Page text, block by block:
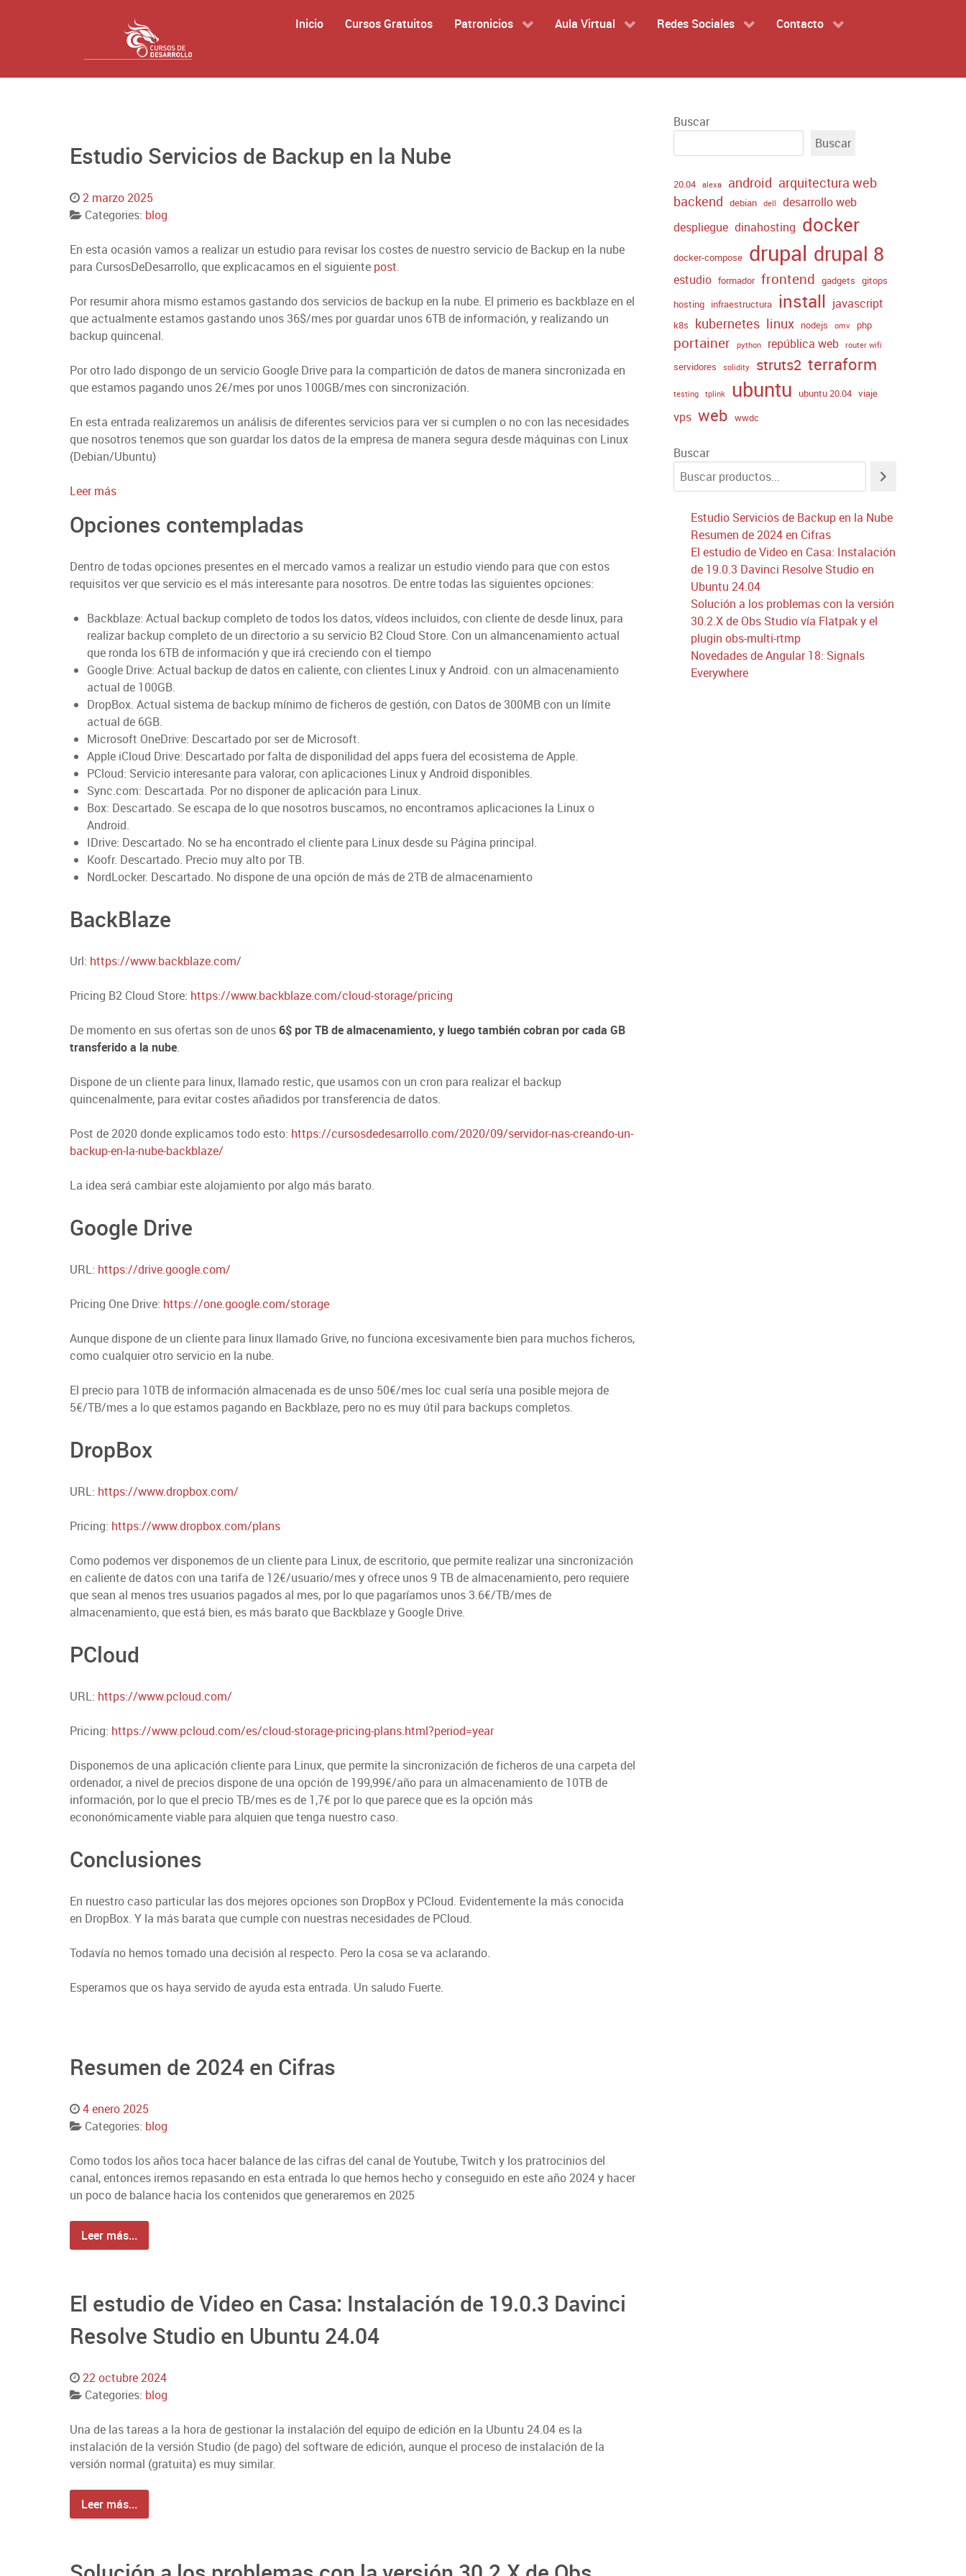
Inicio Cursos Gratuitos Patronicios Aula Virtual Redes Sociales Contacto
Estudio Servicios de Backup en la Nube
2 marzo 2025
Categories: blog
En esta ocasión vamos a realizar un estudio para revisar los costes de nuestro servicio de Backup en la nube
para CursosDeDesarrollo, que explicacamos en el siguiente post.
Por resumir ahora mismo estamos gastando dos servicios de backup en la nube. El primerio es backblaze en el
que actualmente estamos gastando unos 36$/mes por guardar unos 6TB de información, y realizando un
backup quincenal.
Por otro lado dispongo de un servicio Google Drive para la compartición de datos de manera sincronizada en
que estamos pagando unos 2€/mes por unos 100GB/mes con sincronización.
En esta entrada realizaremos un análisis de diferentes servicios para ver si cumplen o no con las necesidades
que nosotros tenemos que son guardar los datos de la empresa de manera segura desde máquinas con Linux
(Debian/Ubuntu)
Leer más:
Servicios
Backup
Nube
Opciones contempladas
Dentro de todas opciones presentes en el mercado vamos a realizar un estudio viendo para que con estos
requisitos ver que servicio es el más interesante para nosotros. De entre todas las siguientes opciones:
Backblaze: Actual backup completo de todos los datos, vídeos incluidos, con cliente de desde linux, para
realizar backup completo de un directorio a su servicio B2 Cloud Store. Con un almancenamiento actual
que ronda los 6TB de información y que irá creciendo con el tiempo
Google Drive: Actual backup de datos en caliente, con clientes Linux y Android. con un almacenamiento
actual de 100GB.
DropBox. Actual sistema de backup mínimo de ficheros de gestión, con Datos de 300MB con un límite
actual de 6GB.
Microsoft OneDrive: Descartado por ser de Microsoft.
Apple iCloud Drive: Descartado por falta de disponilidad del apps fuera del ecosistema de Apple.
PCloud: Servicio interesante para valorar, con aplicaciones Linux y Android disponibles.
Sync.com: Descartada. Por no disponer de aplicación para Linux.
Box: Descartado. Se escapa de lo que nosotros buscamos, no encontramos aplicaciones la Linux o
Android.
IDrive: Descartado. No se ha encontrado el cliente para Linux desde su Página principal.
Koofr. Descartado. Precio muy alto por TB.
NordLocker. Descartado. No dispone de una opción de más de 2TB de almacenamiento
BackBlaze
Url: https://www.backblaze.com/
Pricing B2 Cloud Store: https://www.backblaze.com/cloud-storage/pricing
De momento en sus ofertas son de unos6$ por TB de almacenamiento, y luego también cobran por cada GB
transferido a la nube.
Dispone de un cliente para linux, llamado restic, que usamos con un cron para realizar el backup
quincenalmente, para evitar costes añadidos por transferencia de datos.
Post de 2020 donde explicamos todo esto: https://cursosdedesarrollo.com/2020/09/servidor-nas-creando-un-
backup-en-la-nube-backblaze/
La idea será cambiar este alojamiento por algo más barato.
Google Drive
URL: https://drive.google.com/
Pricing One Drive: https://one.google.com/storage
Aunque dispone de un cliente para linux llamado Grive, no funciona excesivamente bien para muchos ficheros,
como cualquier otro servicio en la nube.
El precio para 10TB de información almacenada es de unso 50€/mes loc cual sería una posible mejora de
5€/TB/mes a lo que estamos pagando en Backblaze, pero no es muy útil para backups completos.
DropBox
URL: https://www.dropbox.com/
Pricing: https://www.dropbox.com/plans
Como podemos ver disponemos de un cliente para Linux, de escritorio, que permite realizar una sincronización
en caliente de datos con una tarifa de 12€/usuario/mes y ofrece unos 9 TB de almacenamiento, pero requiere
que sean al menos tres usuarios pagados al mes, por lo que pagaríamos unos 3.6€/TB/mes de
almacenamiento, que está bien, es más barato que Backblaze y Google Drive.
PCloud
URL: https://www.pcloud.com/
Pricing: https://www.pcloud.com/es/cloud-storage-pricing-plans.html?period=year
Disponemos de una aplicación cliente para Linux, que permite la sincronización de ficheros de una carpeta del
ordenador, a nivel de precios dispone de una opción de 199,99€/año para un almacenamiento de 10TB de
información, por lo que el precio TB/mes es de 1,7€ por lo que parece que es la opción más
econonómicamente viable para alquien que tenga nuestro caso.
Conclusiones
En nuestro caso particular las dos mejores opciones son DropBox y PCloud. Evidentemente la más conocida
en DropBox. Y la más barata que cumple con nuestras necesidades de PCloud.
Todavía no hemos tomado una decisión al respecto. Pero la cosa se va aclarando.
Esperamos que os haya servido de ayuda esta entrada. Un saludo Fuerte.
Resumen de 2024 en Cifras
4 enero 2025
Categories: blog
Como todos los años toca hacer balance de las cifras del canal de Youtube, Twitch y los pratrocinios del
canal, entonces iremos repasando en esta entrada lo que hemos hecho y conseguido en este año 2024 y hacer
un poco de balance hacia los contenidos que generaremos en 2025
Leer más...
El estudio de Video en Casa: Instalación de 19.0.3 Davinci
Resolve Studio en Ubuntu 24.04
22 octubre 2024
Categories: blog
Una de las tareas a la hora de gestionar la instalación del equipo de edición en la Ubuntu 24.04 es la
instalación de la versión Studio (de pago) del software de edición, aunque el proceso de instalación de la
versión normal (gratuita) es muy similar.
Leer más...
Buscar
Buscar
20.04 alexa android arquitectura web
backend debian dell
desarrollo web
despliegue dinahosting docker
docker-compose drupal drupal 8
estudio formador frontend gadgets gitops
hosting infraestructura install javascript
k8s kubernetes linux nodejs omv php
portainer python república web router wifi
servidores solidity struts2 terraform
testing tplink ubuntu ubuntu 20.04 viaje
vps web wwdc
Buscar
Estudio Servicios de Backup en la Nube
Resumen de 2024 en Cifras
El estudio de Video en Casa: Instalación
de 19.0.3 Davinci Resolve Studio en
Ubuntu 24.04
Solución a los problemas con la versión
30.2.X de Obs Studio vía Flatpak y el
plugin obs-multi-rtmp
Novedades de Angular 18: Signals
Everywhere